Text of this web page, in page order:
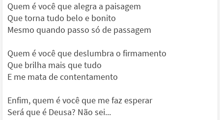
Quem é você que alegra a paisagem
Que torna tudo belo e bonito
Mesmo quando passo só de passagem
Quem é você que deslumbra o firmamento
Que brilha mais que tudo
E me mata de contentamento
Enfim, quem é você que me faz esperar
Será que é Deusa? Não sei...